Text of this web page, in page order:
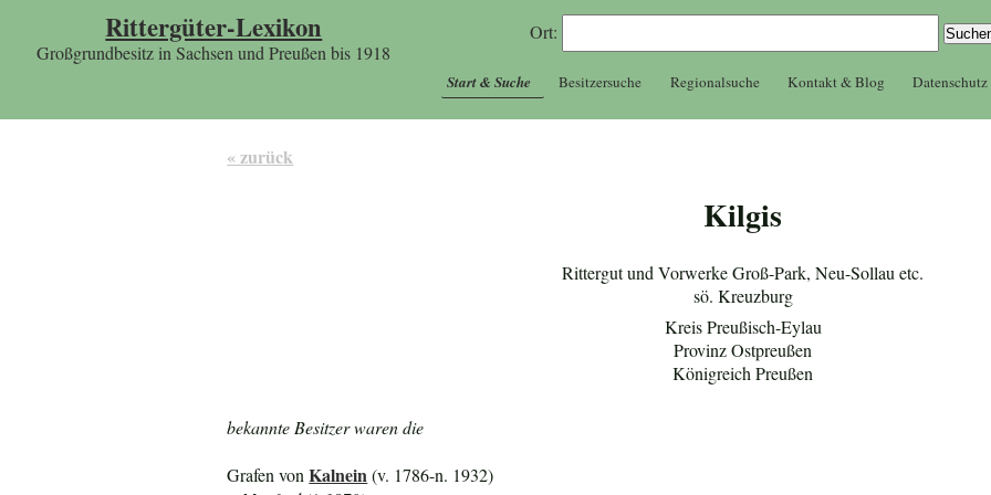
Rittergüter-Lexikon
Großgrundbesitz in Sachsen und Preußen bis 1918
Ort:
Start & Suche Besitzersuche Regionalsuche Kontakt & Blog Datenschutz
« zurück
Kilgis
Rittergut und Vorwerke Groß-Park, Neu-Sollau etc.
sö. Kreuzburg
Kreis Preußisch-Eylau
Provinz Ostpreußen
Königreich Preußen
bekannte Besitzer waren die
Grafen vonKalnein (v. 1786-n. 1932)